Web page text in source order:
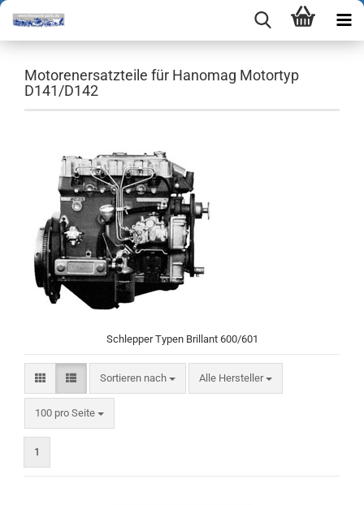
Motorenersatzteile für Hanomag Motortyp
D141/D142
Schlepper Typen Brillant 600/601
Sortieren nach
Sortieren nach Alle Hersteller
100 pro Seite
pro Seite
1